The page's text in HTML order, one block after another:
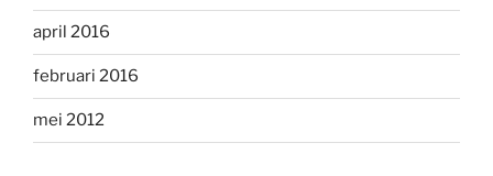
april 2016
februari 2016
mei 2012